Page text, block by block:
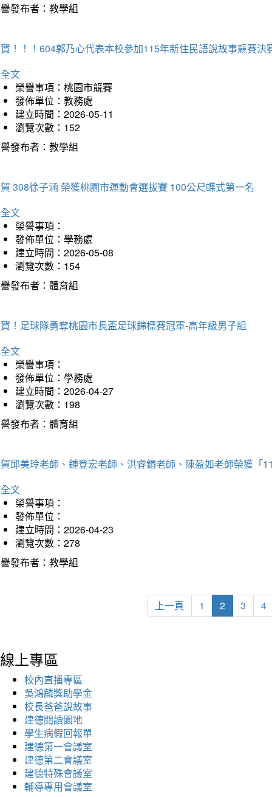
發布者：教學組
！！！604郭乃心代表本校參加115年新住民語說故事競賽決
文
榮譽事項：桃園市競賽
發佈單位：教務處
建立時間：2026-05-11
瀏覽次數：152
發布者：教學組
308徐子涵 榮獲桃園市運動會選拔賽 100公尺蝶式第一名
文
榮譽事項：
發佈單位：學務處
建立時間：2026-05-08
瀏覽次數：154
發布者：體育組
！足球隊勇奪桃園市長盃足球錦標賽冠軍-高年級男子組
文
榮譽事項：
發佈單位：學務處
建立時間：2026-04-27
瀏覽次數：198
發布者：體育組
邱美玲老師、鍾登宏老師、洪睿鍲老師、陳盈如老師榮獲「
文
榮譽事項：
發佈單位：
建立時間：2026-04-23
瀏覽次數：278
發布者：教學組
上一頁 1 2 3 4
線上專區
校內直播專區
吳鴻麟獎助學金
校長爸爸說故事
建德閱讀園地
學生病假回報單
建德第一會議室
建德第二會議室
建德特殊會議室
輔導專用會議室